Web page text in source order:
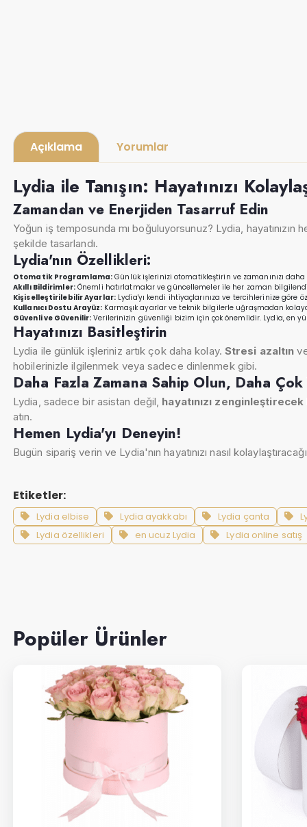
Açıklama Yorumlar
Lydia ile Tanışın: Hayatınızı
Zamandan ve Enerjiden Tasarruf Edin
Yoğun iş temposunda mı boğuluyorsunuz? Lydia, hayatınızın
şekilde tasarlandı.
Lydia'nın Özellikleri:
Otomatik Programlama: Günlük işlerinizi otomatikleştirin ve zamanınızı
Akıllı Bildirimler:Önemli hatırlatmalar ve güncellemeler ile her zaman
Kişiselleştirilebilir Ayarlar: Lydia'yı kendi ihtiyaçlarınıza ve tercihlerinize göre
Kullanıcı Dostu Arayüz: Karmaşık ayarlar ve teknik bilgilerle uğraşmadan
Güvenli ve Güvenilir: Verilerinizin güvenliği bizim için çok önemlidir. Lydia, en
Hayatınızı Basitleştirin
Lydia ile günlük işleriniz artık çok daha kolay. Stresi azaltın
hobilerinizle ilgilenmek veya sadece dinlenmek gibi.
Daha Fazla Zamana Sahip Olun, Daha Çok
Lydia, sadece bir asistan değil, hayatınızı
atın.
Hemen Lydia'yı Deneyin!
Bugün sipariş verin ve Lydia'nın hayatınızı nasıl
Etiketler:
Lydia elbise Lydia ayakkabı Lydia çanta
Lydia özellikleri
en ucuz Lydia Lydia online satış
Popüler Ürünler